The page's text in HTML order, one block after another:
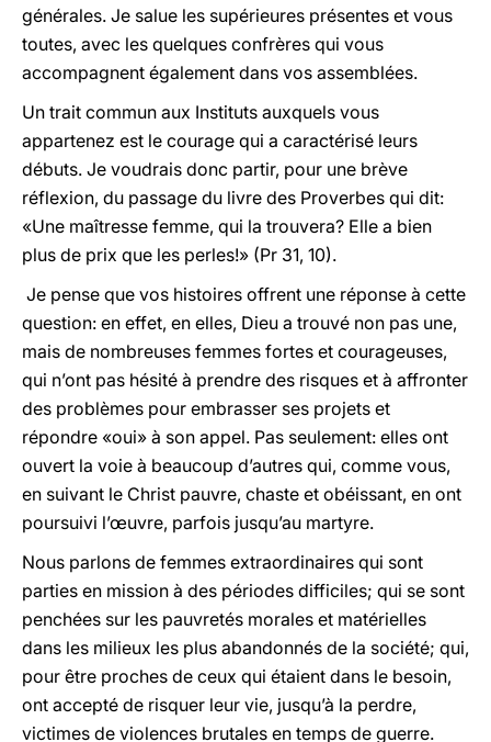
générales. Je salue les supérieures présentes et vous
toutes, avec les quelques confrères qui vous
accompagnent également dans vos assemblées.
Un trait commun aux Instituts auxquels vous
appartenez est le courage qui a caractérisé leurs
débuts. Je voudrais donc partir, pour une brève
réflexion, du passage du livre des Proverbes qui dit:
«Une maîtresse femme, qui la trouvera? Elle a bien
plus de prix que les perles!» (Pr 31, 10).
Je pense que vos histoires offrent une réponse à cette
question: en effet, en elles, Dieu a trouvé non pas une,
mais de nombreuses femmes fortes et courageuses,
qui n’ont pas hésité à prendre des risques et à affronter
des problèmes pour embrasser ses projets et
répondre «oui» à son appel. Pas seulement: elles ont
ouvert la voie à beaucoup d’autres qui, comme vous,
en suivant le Christ pauvre, chaste et obéissant, en ont
poursuivi l’œuvre, parfois jusqu’au martyre.
Nous parlons de femmes extraordinaires qui sont
parties en mission à des périodes difficiles; qui se sont
penchées sur les pauvretés morales et matérielles
dans les milieux les plus abandonnés de la société; qui,
pour être proches de ceux qui étaient dans le besoin,
ont accepté de risquer leur vie, jusqu’à la perdre,
victimes de violences brutales en temps de guerre.